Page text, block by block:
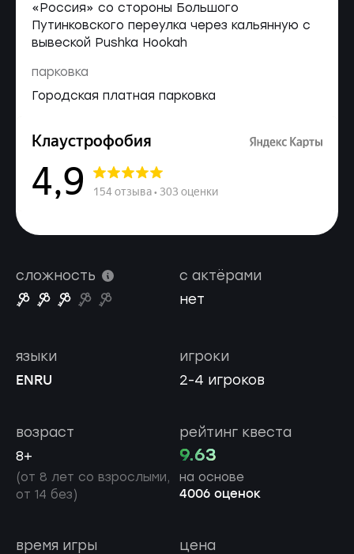
«Россия» со стороны Большого
Путинковского переулка через кальянную с
вывеской Pushka Hookah
парковка
Городская платная парковка
сложность
с актёрами
нет
игроки
2-4 игроков
языки
ENRU
возраст
8+
(от 8 лет со взрослыми,
от 14 без)
рейтинг квеста
9.63
на основе
4006 оценок
время игры цена